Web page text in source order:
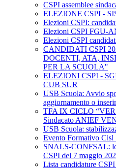
CSPI assemblee
ELEZIONE CSPI -
Elezioni CSPI:
Elezioni CSPI FGU-
Elezioni CSPI
CANDIDATI CSPI
DOCENTI, ATA,
PER LA SCUOLA"
ELEZIONI CSPI -
CUB SUR
USB Scuola: Avvio
aggiornamento o
TFA IX CICLO
Sindacato ANIEF
USB Scuola:
Evento Formativo Cisl
SNALS-CONFSAL:
CSPI del 7 maggio
Lista candidature